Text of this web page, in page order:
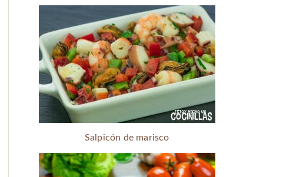
Salpicón de marisco